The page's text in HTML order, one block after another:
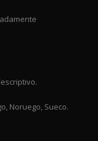
Noruego, Sueco.